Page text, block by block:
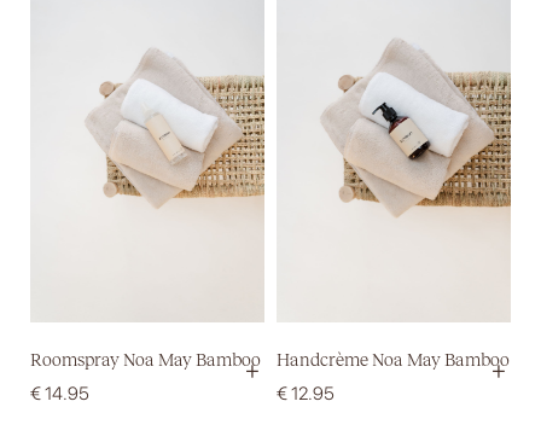
Roomspray Noa May Bamboo
€14.95
+ Handcrème Noa May Bamboo
€12.95
+